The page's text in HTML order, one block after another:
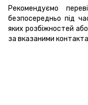
Рекомендуємо
безпосередньо під
яких розбіжностей
за вказаними